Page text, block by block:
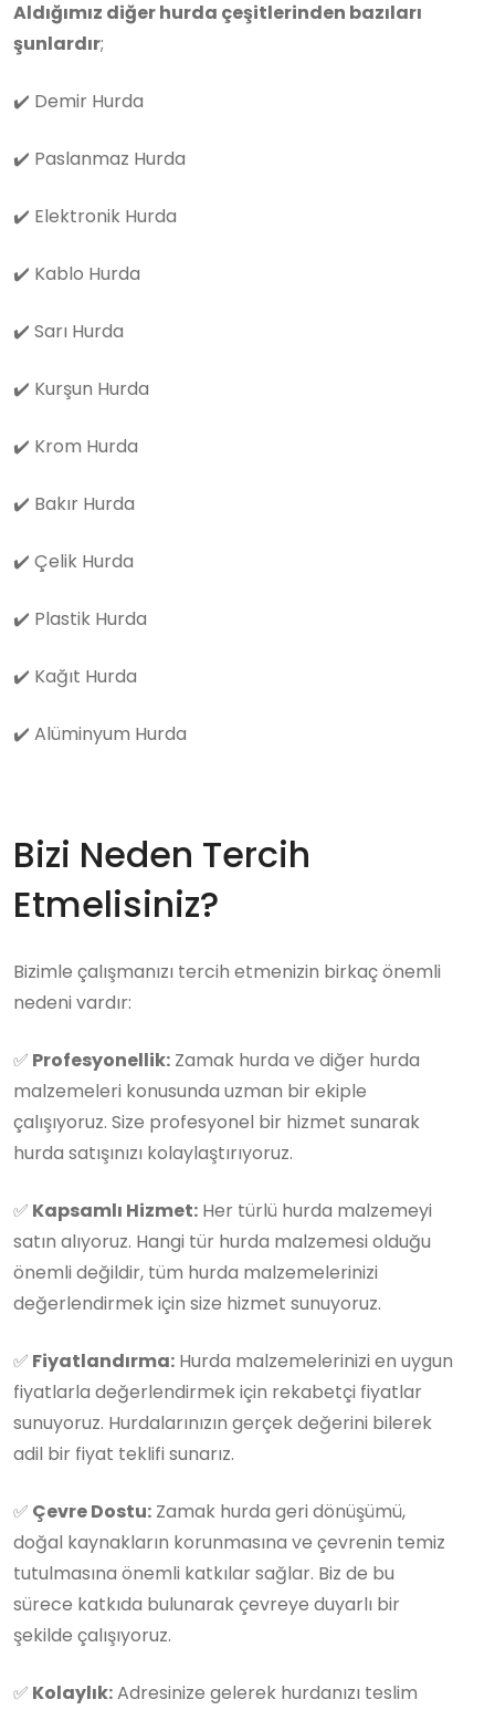
Aldığımız diğer hurda çeşitlerinden bazıları
şunlardır;
✔️ Demir Hurda
✔️ Paslanmaz Hurda
✔️ Elektronik Hurda
✔️ Kablo Hurda
✔️ Sarı Hurda
✔️ Kurşun Hurda
✔️ Krom Hurda
✔️ Bakır Hurda
✔️ Çelik Hurda
✔️ Plastik Hurda
✔️ Kağıt Hurda
✔️ Alüminyum Hurda
Bizi Neden Tercih
Etmelisiniz?
Bizimle çalışmanızı tercih etmenizin birkaç önemli
nedeni vardır:
✅ Profesyonellik: Zamak hurda ve diğer hurda
malzemeleri konusunda uzman bir ekiple
çalışıyoruz. Size profesyonel bir hizmet sunarak
hurda satışınızı kolaylaştırıyoruz.
✅ Kapsamlı Hizmet: Her türlü hurda malzemeyi
satın alıyoruz. Hangi tür hurda malzemesi olduğu
önemli değildir, tüm hurda malzemelerinizi
değerlendirmek için size hizmet sunuyoruz.
✅ Fiyatlandırma: Hurda malzemelerinizi en uygun
fiyatlarla değerlendirmek için rekabetçi fiyatlar
sunuyoruz. Hurdalarınızın gerçek değerini bilerek
adil bir fiyat teklifi sunarız.
✅ Çevre Dostu: Zamak hurda geri dönüşümü,
doğal kaynakların korunmasına ve çevrenin temiz
tutulmasına önemli katkılar sağlar. Biz de bu
sürece katkıda bulunarak çevreye duyarlı bir
şekilde çalışıyoruz.
✅ Kolaylık:Adresinize gelerek hurdanızı teslim